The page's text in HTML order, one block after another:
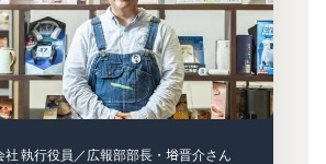
社 執行役員／広報部部長・﨏晋介さん